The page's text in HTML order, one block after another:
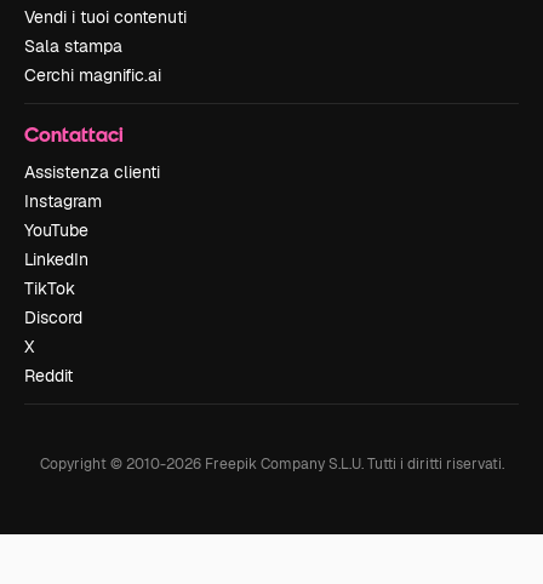
Vendi i tuoi contenuti
Sala stampa
Cerchi magnific.ai
Contattaci
Assistenza clienti
Instagram
YouTube
LinkedIn
TikTok
Discord
X
Reddit
Copyright © 2010-2026Freepik Company S.L.U. Tutti i diritti riservati.